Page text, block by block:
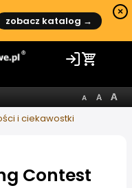
zobacz katalog →
×
i ciekawostki
Contest